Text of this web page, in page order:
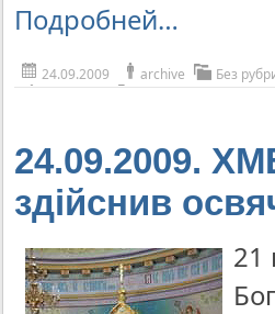
Подробней…
24.09.2009 archive Без
24.09.2009.
здійснив
21